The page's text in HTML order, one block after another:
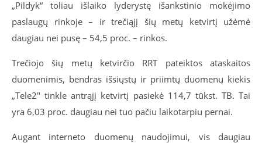
„Pildyk“ toliau išlaiko lyderystę išankstinio mokėjimo
paslaugų rinkoje – ir trečiąjį šių metų ketvirtį užėmė
daugiau nei pusę – 54,5 proc. – rinkos.
Trečiojo šių metų ketvirčio RRT pateiktos ataskaitos
duomenimis, bendras išsiųstų ir priimtų duomenų kiekis
„Tele2″ tinkle antrąjį ketvirtį pasiekė 114,7 tūkst. TB. Tai
yra 6,03 proc. daugiau nei tuo pačiu laikotarpiu pernai.
Augant interneto duomenų naudojimui, vis daugiau